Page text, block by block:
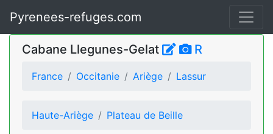
Pyrenees-refuges.com
Cabane Llegunes-Gelat R
France Occitanie Ariège Lassur
Haute-Ariège Plateau de Beille